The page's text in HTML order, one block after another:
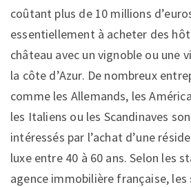
coûtant plus de 10 millions
essentiellement à acheter des
château avec un vignoble ou une
la côte d’Azur. De nombreux
comme les Allemands, les
les Italiens ou les Scandinaves
intéressés par l’achat d’une
luxe entre 40 à 60 ans. Selon les
agence immobilière française,